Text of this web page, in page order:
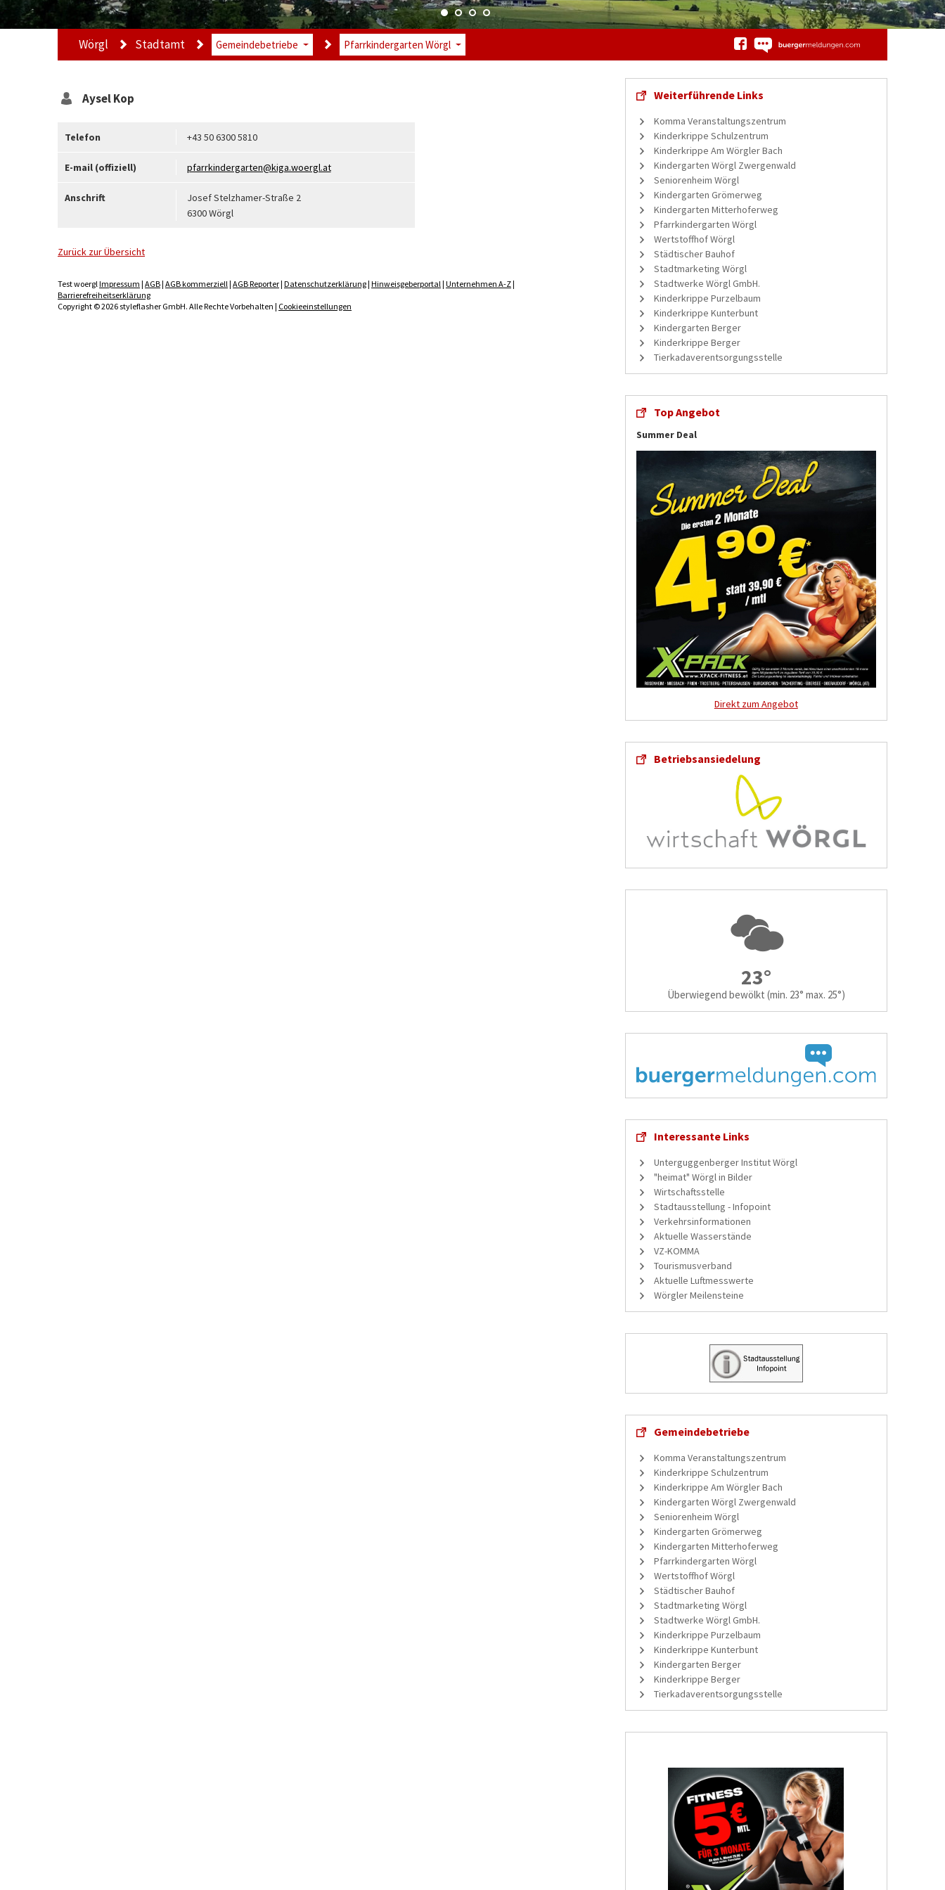
Wörgl Stadtamt Gemeindebetriebe Pfarrkindergarten Wörgl
AyselKop
Telefon +43 50 6300 5810
E-mail (offiziell) pfarrkindergarten@kiga.woergl.at
Anschrift
Josef Stelzhamer-Straße 2
6300 Wörgl
Zurück zur Übersicht
Test woerglImpressum | AGB| AGB kommerziell| AGB Reporter| Datenschutzerklärung| Hinweisgeberportal| Unternehmen A-Z|
Barrierefreiheitserklärung
Copyright © 2026 styleflasher GmbH. Alle Rechte Vorbehalten | Cookieeinstellungen
Weiterführende Links
Komma Veranstaltungszentrum
Kinderkrippe Schulzentrum
Kinderkrippe Am Wörgler Bach
Kindergarten Wörgl Zwergenwald
Seniorenheim Wörgl
Kindergarten Grömerweg
Kindergarten Mitterhoferweg
Pfarrkindergarten Wörgl
Wertstoffhof Wörgl
Städtischer Bauhof
Stadtmarketing Wörgl
Stadtwerke Wörgl GmbH.
Kinderkrippe Purzelbaum
Kinderkrippe Kunterbunt
Kindergarten Berger
Kinderkrippe Berger
Tierkadaverentsorgungsstelle
Top Angebot
Summer Deal
Direkt zum Angebot
Betriebsansiedelung
23°
Überwiegend bewölkt (min. 23° max. 25°)
Interessante Links
Unterguggenberger Institut Wörgl
"heimat" Wörgl in Bilder
Wirtschaftsstelle
Stadtausstellung - Infopoint
Verkehrsinformationen
Aktuelle Wasserstände
VZ-KOMMA
Tourismusverband
Aktuelle Luftmesswerte
Wörgler Meilensteine
Gemeindebetriebe
Komma Veranstaltungszentrum
Kinderkrippe Schulzentrum
Kinderkrippe Am Wörgler Bach
Kindergarten Wörgl Zwergenwald
Seniorenheim Wörgl
Kindergarten Grömerweg
Kindergarten Mitterhoferweg
Pfarrkindergarten Wörgl
Wertstoffhof Wörgl
Städtischer Bauhof
Stadtmarketing Wörgl
Stadtwerke Wörgl GmbH.
Kinderkrippe Purzelbaum
Kinderkrippe Kunterbunt
Kindergarten Berger
Kinderkrippe Berger
Tierkadaverentsorgungsstelle